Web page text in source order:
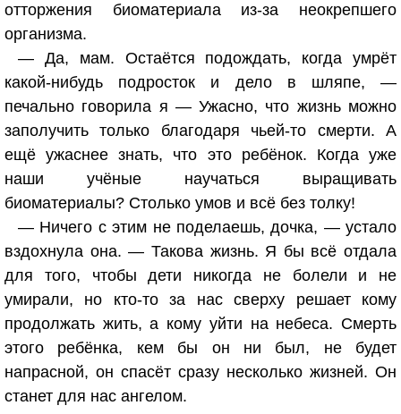
отторжения биоматериала из-за неокрепшего
организма.
— Да, мам. Остаётся подождать, когда умрёт
какой-нибудь подросток и дело в шляпе, —
печально говорила я — Ужасно, что жизнь можно
заполучить только благодаря чьей-то смерти. А
ещё ужаснее знать, что это ребёнок. Когда уже
наши учёные научаться выращивать
биоматериалы? Столько умов и всё без толку!
— Ничего с этим не поделаешь, дочка, — устало
вздохнула она. — Такова жизнь. Я бы всё отдала
для того, чтобы дети никогда не болели и не
умирали, но кто-то за нас сверху решает кому
продолжать жить, а кому уйти на небеса. Смерть
этого ребёнка, кем бы он ни был, не будет
напрасной, он спасёт сразу несколько жизней. Он
станет для нас ангелом.